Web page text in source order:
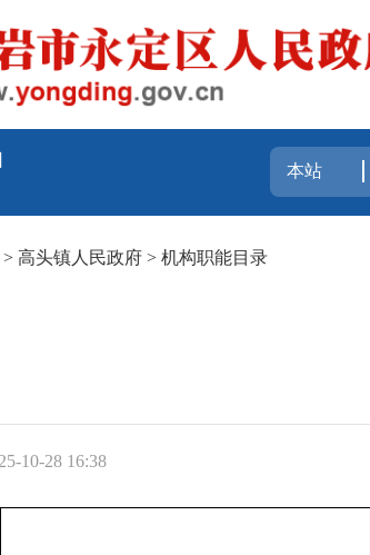
> 高头镇人民政府 > 机构职能目录
10-28 16:38